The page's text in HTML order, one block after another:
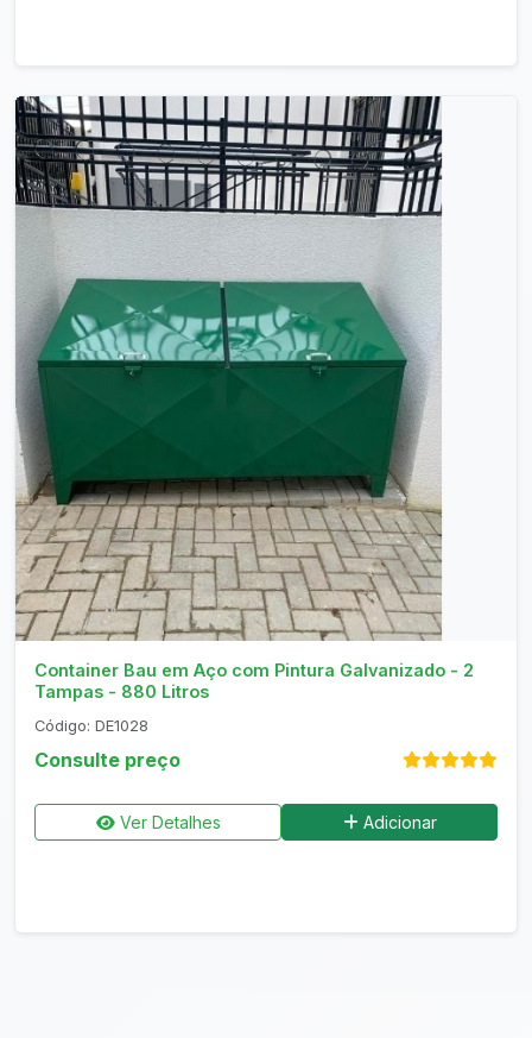
Consultar no WhatsApp
Container Bau em Aço com Pintura Galvanizado - 2
Tampas - 880 Litros
Código: DE1028
Consulte preço
Ver Detalhes Adicionar